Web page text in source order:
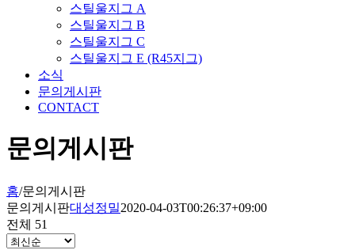
스틸울지그 A
스틸울지그 B
스틸울지그 C
스틸울지그 E (R45지그)
소식
문의게시판
CONTACT
문의게시판
홈/문의게시판
문의게시판대성정밀2020-04-03T00:26:37+09:00
전체 51